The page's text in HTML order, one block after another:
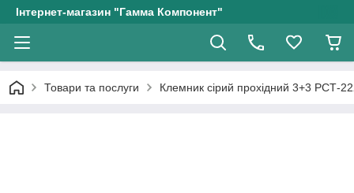
Інтернет-магазин "Гамма Компонент"
Товари та послуги Клемник сірий прохідний 3+3 РСТ-